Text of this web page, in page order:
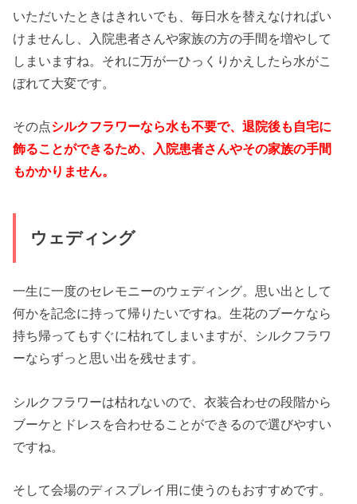
いただいたときはきれいでも、毎日水を替えなければい
けませんし、入院患者さんや家族の方の手間を増やして
しまいますね。それに万が一ひっくりかえしたら水がこ
ぼれて大変です。
その点シルクフラワーなら水も不要で、退院後も自宅に
飾ることができるため、入院患者さんやその家族の手間
もかかりません。
ウェディング
一生に一度のセレモニーのウェディング。思い出として
何かを記念に持って帰りたいですね。生花のブーケなら
持ち帰ってもすぐに枯れてしまいますが、シルクフラワ
ーならずっと思い出を残せます。
シルクフラワーは枯れないので、衣装合わせの段階から
ブーケとドレスを合わせることができるので選びやすい
ですね。
そして会場のディスプレイ用に使うのもおすすめです。